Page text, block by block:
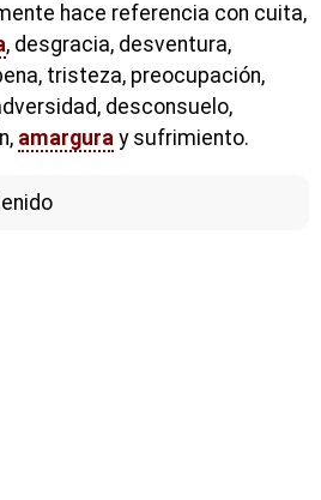
hace referencia con cuita,
, desgracia, desventura,
tristeza, preocupación,
desconsuelo,
amargura y sufrimiento.